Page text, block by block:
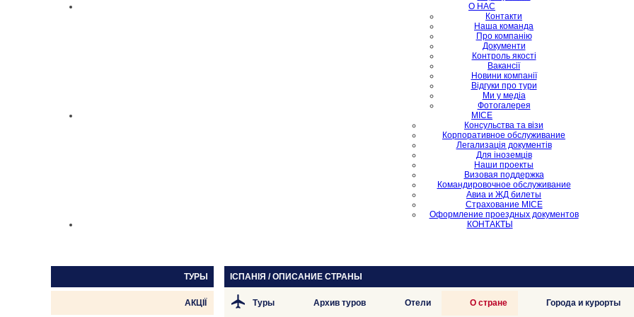
О НАС
Контакти
Наша команда
Про компанію
Документи
Контроль якості
Вакансії
Новини компанії
Відгуки про тури
Ми у медіа
Фотогалерея
MICE
Консульства та візи
Корпоративное обслуживание
Легализація документів
Для іноземців
Наши проекты
Визовая поддержка
Командировочное обслуживание
Авиа и ЖД билеты
Страхование MICE
Оформление проездных документов
КОНТАКТЫ
ТУРЫ
АКЦІЇ
ІСПАНІЯ / ОПИСАНИЕ СТРАНЫ
Туры Архив туров Отели О стране Города и курорты